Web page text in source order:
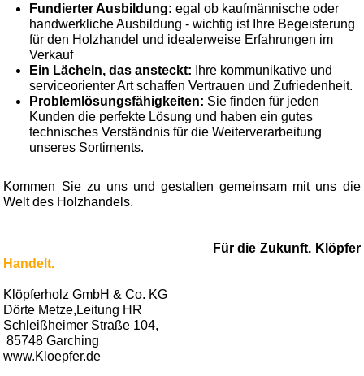
Fundierter Ausbildung: egal ob kaufmännische oder
handwerkliche Ausbildung - wichtig ist Ihre Begeisterung
für den Holzhandel und idealerweise Erfahrungen im
Verkauf
Ein Lächeln, das ansteckt: Ihre kommunikative und
serviceorienter Art schaffen Vertrauen und Zufriedenheit.
Problemlösungsfähigkeiten: Sie finden für jeden
Kunden die perfekte Lösung und haben ein gutes
technisches Verständnis für die Weiterverarbeitung
unseres Sortiments.
Kommen Sie zu uns und gestalten gemeinsam mit uns die
Welt des Holzhandels.
Für die Zukunft. Klöpfer
Handelt.
Klöpferholz GmbH & Co. KG
Dörte Metze,Leitung HR
Schleißheimer Straße 104,
85748 Garching
www.Kloepfer.de